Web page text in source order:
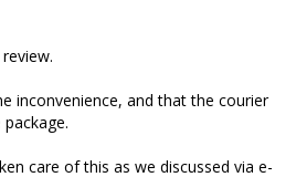
inconvenience, and that the courier
care of this as we discussed via e-